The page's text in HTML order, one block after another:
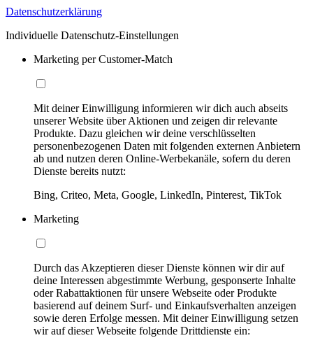
Datenschutzerklärung
Individuelle Datenschutz-Einstellungen
Marketing per Customer-Match
Mit deiner Einwilligung informieren wir dich auch abseits
unserer Website über Aktionen und zeigen dir relevante
Produkte. Dazu gleichen wir deine verschlüsselten
personenbezogenen Daten mit folgenden externen Anbietern
ab und nutzen deren Online-Werbekanäle, sofern du deren
Dienste bereits nutzt:
Bing, Criteo, Meta, Google, LinkedIn, Pinterest, TikTok
Marketing
Durch das Akzeptieren dieser Dienste können wir dir auf
deine Interessen abgestimmte Werbung, gesponserte Inhalte
oder Rabattaktionen für unsere Webseite oder Produkte
basierend auf deinem Surf- und Einkaufsverhalten anzeigen
sowie deren Erfolge messen. Mit deiner Einwilligung setzen
wir auf dieser Webseite folgende Drittdienste ein: